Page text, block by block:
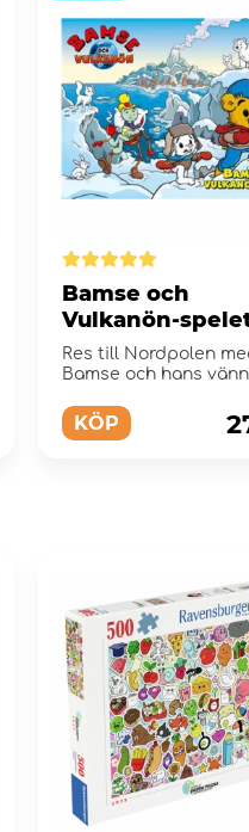
Bamse och
Vulkanön-
Res till Nordpolen
Bamse och hans
KÖP